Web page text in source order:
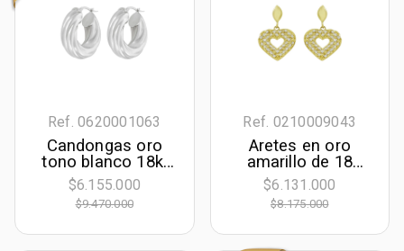
Ref. 0620001063
Candongas oro
tono blanco 18k,
oro tono blanco
18k, rodinado, liso,
24.00 mm de
$6.155.000
$9.470.000
Ref. 0210009043
Aretes en oro
amarillo de 18
Kilates con visos,
Corazón
$6.131.000
$8.175.000